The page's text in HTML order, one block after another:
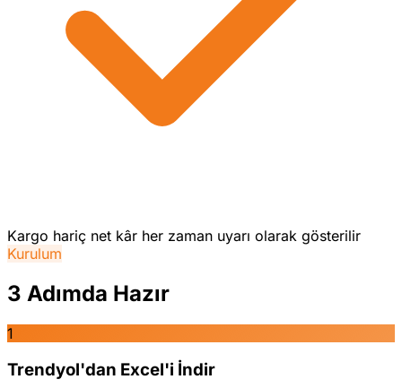
Kargo hariç net kâr her zaman uyarı olarak gösterilir
Kurulum
3 Adımda Hazır
1
Trendyol'dan Excel'i İndir